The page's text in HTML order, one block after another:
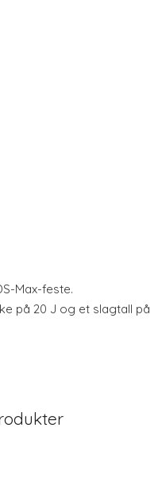
Max-feste.
på 20 J og et slagtall på